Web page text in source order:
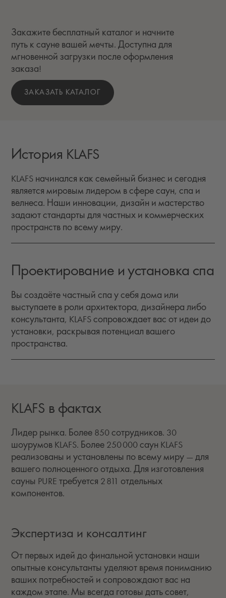
Закажите бесплатный каталог и начните
путь к сауне вашей мечты. Доступна для
мгновенной загрузки после оформления
заказа!
ЗАКАЗАТЬ КАТАЛОГ
История KLAFS
KLAFS начинался как семейный бизнес и сегодня
является мировым лидером в сфере саун, спа и
велнеса. Наши инновации, дизайн и мастерство
задают стандарты для частных и коммерческих
пространств по всему миру.
Проектирование и установка спа
Вы создаёте частный спа у себя дома или
выступаете в роли архитектора, дизайнера либо
консультанта, KLAFS сопровождает вас от идеи до
установки, раскрывая потенциал вашего
пространства.
KLAFS в фактах
Лидер рынка. Более 850 сотрудников. 30
шоурумов KLAFS. Более 250 000 саун KLAFS
реализованы и установлены по всему миру — для
вашего полноценного отдыха. Для изготовления
сауны PURE требуется 2 811 отдельных
компонентов.
Экспертиза и консалтинг
От первых идей до финальной установки наши
опытные консультанты уделяют время пониманию
ваших потребностей и сопровождают вас на
каждом этапе. Мы всегда готовы дать совет,